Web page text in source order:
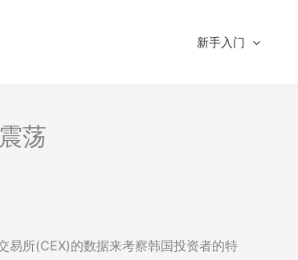
新手入门
荡
易所(CEX)的数据来考察韩国投资者的特